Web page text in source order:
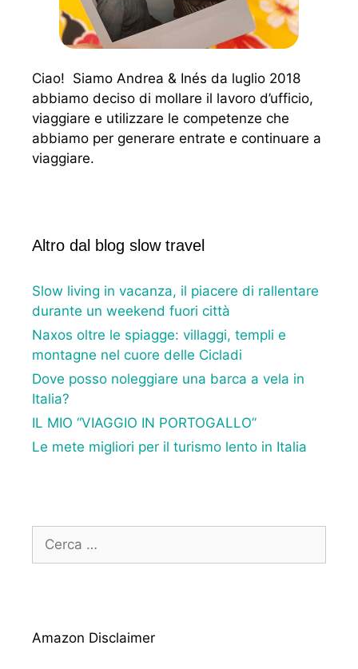
Ciao! Siamo Andrea & Inés da luglio 2018
abbiamo deciso di mollare il lavoro d’ufficio,
viaggiare e utilizzare le competenze che
abbiamo per generare entrate e continuare a
viaggiare.
Altro dal blog slow travel
Slow living in vacanza, il piacere di rallentare
durante un weekend fuori città
Naxos oltre le spiagge: villaggi, templi e
montagne nel cuore delle Cicladi
Dove posso noleggiare una barca a vela in
Italia?
IL MIO “VIAGGIO IN PORTOGALLO”
Le mete migliori per il turismo lento in Italia
Ricerca
Amazon Disclaimer